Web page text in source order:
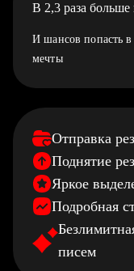
В 2,3 раза
И шансов попасть
мечты
Отправка
Поднятие
Яркое
Подробная
писем